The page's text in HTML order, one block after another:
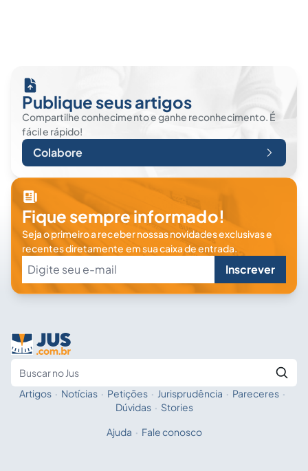
Publique seus artigos
Compartilhe conhecimento e ganhe reconhecimento. É
fácil e rápido!
Colabore
Fique sempre informado!
Seja o primeiro a receber nossas novidades exclusivas e
recentes diretamente em sua caixa de entrada.
Inscrever
Fale com a IA
Artigos · Notícias · Petições · Jurisprudência · Pareceres ·
Dúvidas · Stories
Ajuda · Fale conosco